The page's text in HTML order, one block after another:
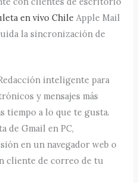
en vivo Chile Apple Mail
la sincronización de
inteligente para
y mensajes más
tiempo a lo que te gusta.
de Gmail en PC,
en un navegador web o
cliente de correo de tu